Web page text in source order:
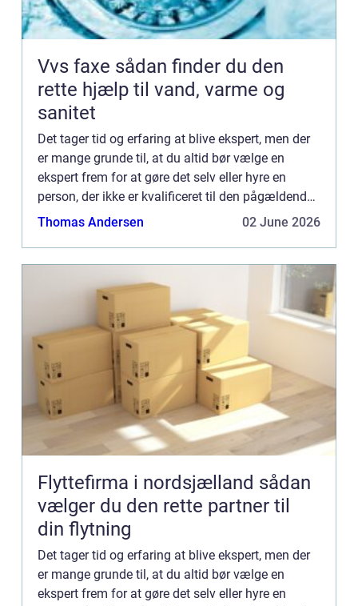
Vvs faxe sådan finder du den
rette hjælp til vand, varme og
sanitet
Det tager tid og erfaring at blive ekspert, men der
er mange grunde til, at du altid bør vælge en
ekspert frem for at gøre det selv eller hyre en
person, der ikke er kvalificeret til den pågældende
opgave. En af de vig...
Thomas Andersen 02 June 2026
Flyttefirma i nordsjælland sådan
vælger du den rette partner til
din flytning
Det tager tid og erfaring at blive ekspert, men der
er mange grunde til, at du altid bør vælge en
ekspert frem for at gøre det selv eller hyre en